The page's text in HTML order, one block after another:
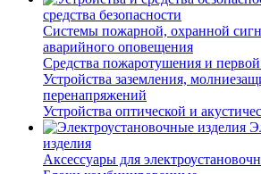
средства безопасности
Системы пожарной, охранной
аварийного оповещения
Средства пожаротушения и
Устройства заземления,
перенапряжений
Устройства оптической и
изделия
Аксессуары для